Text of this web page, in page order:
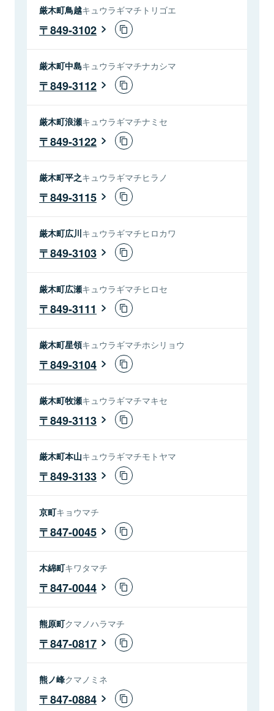
厳木町鳥越キュウラギマチトリゴエ
849-3102
厳木町中島キュウラギマチナカシマ
849-3112
厳木町浪瀬キュウラギマチナミセ
849-3122
厳木町平之キュウラギマチヒラノ
849-3115
厳木町広川キュウラギマチヒロカワ
849-3103
厳木町広瀬キュウラギマチヒロセ
849-3111
厳木町星領キュウラギマチホシリョウ
849-3104
厳木町牧瀬キュウラギマチマキセ
849-3113
厳木町本山キュウラギマチモトヤマ
849-3133
京町キョウマチ
847-0045
木綿町キワタマチ
847-0044
熊原町クマノハラマチ
847-0817
熊ノ峰クマノミネ
847-0884